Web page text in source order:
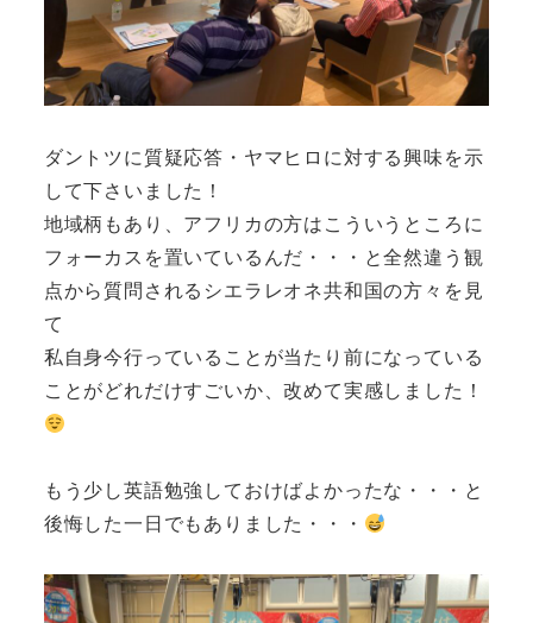
ダントツに質疑応答・ヤマヒロに対する興味を示
して下さいました！
地域柄もあり、アフリカの方はこういうところに
フォーカスを置いているんだ・・・と全然違う観
点から質問されるシエラレオネ共和国の方々を見
て
私自身今行っていることが当たり前になっている
ことがどれだけすごいか、改めて実感しました！
もう少し英語勉強しておけばよかったな・・・と
後悔した一日でもありました・・・